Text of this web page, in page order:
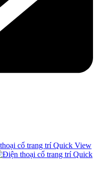
Quick View
Quick